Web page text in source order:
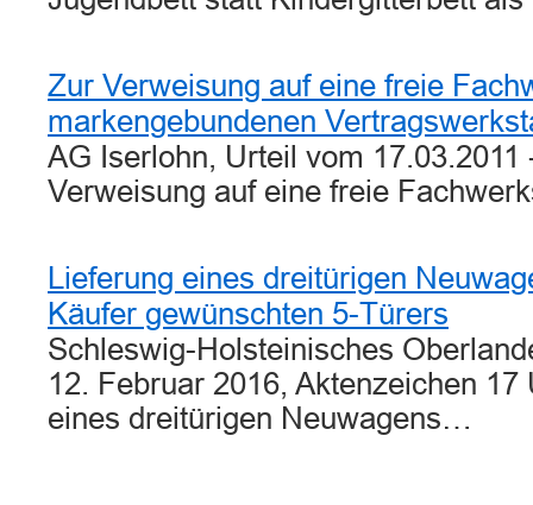
Zur Verweisung auf eine freie
markengebundenen
AG Iserlohn, Urteil vom 17.03.2011
Verweisung auf eine freie
Lieferung eines dreitürigen
Käufer gewünschten 5-Türers
Schleswig-Holsteinisches
12. Februar 2016, Aktenzeichen 17
eines dreitürigen Neuwagens…